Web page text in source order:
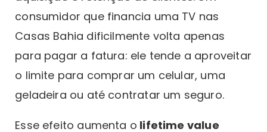
consumidor que financia uma TV nas
Casas Bahia dificilmente volta apenas
para pagar a fatura: ele tende a aproveitar
o limite para comprar um celular, uma
geladeira ou até contratar um seguro.
Esse efeito aumenta o lifetime value